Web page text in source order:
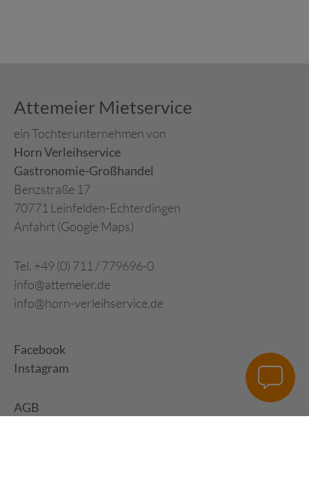
Attemeier Mietservice
ein Tochterunternehmen von
Horn Verleihservice
Gastronomie-Großhandel
Benzstraße 17
70771 Leinfelden-Echterdingen
Anfahrt (Google Maps)
Tel. +49 (0) 711 / 779696-0
info@attemeier.de
info@horn-verleihservice.de
Facebook
Instagram
AGB